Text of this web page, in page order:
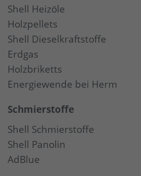
Shell Heizöle
Holzpellets
Shell Dieselkraftstoffe
Erdgas
Holzbriketts
Energiewende bei Herm
Schmierstoffe
Shell Schmierstoffe
Shell Panolin
AdBlue